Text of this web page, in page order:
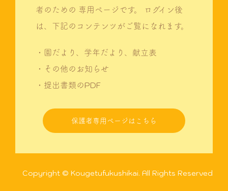
者のための 専用ページです。
ログイン後
は、下記のコンテンツがご覧になれます。
・園だより、学年だより、献立表
・その他のお知らせ
・提出書類のPDF
保護者専用ページはこちら
Copyright © Kougetufukushikai. All Rights Reserved